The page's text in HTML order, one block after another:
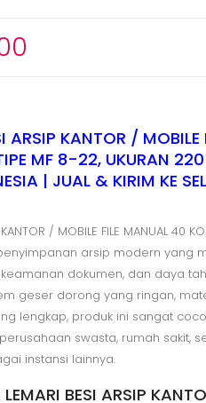
ARSIP KANTOR /
MF 8-22, UKURAN
| JUAL & KIRIM KE
/ MOBILE FILE MANUAL 40
arsip modern yang
dokumen, dan daya
geser dorong yang ringan,
lengkap, produk ini sangat
swasta, rumah sakit,
instansi lainnya.
BESI ARSIP